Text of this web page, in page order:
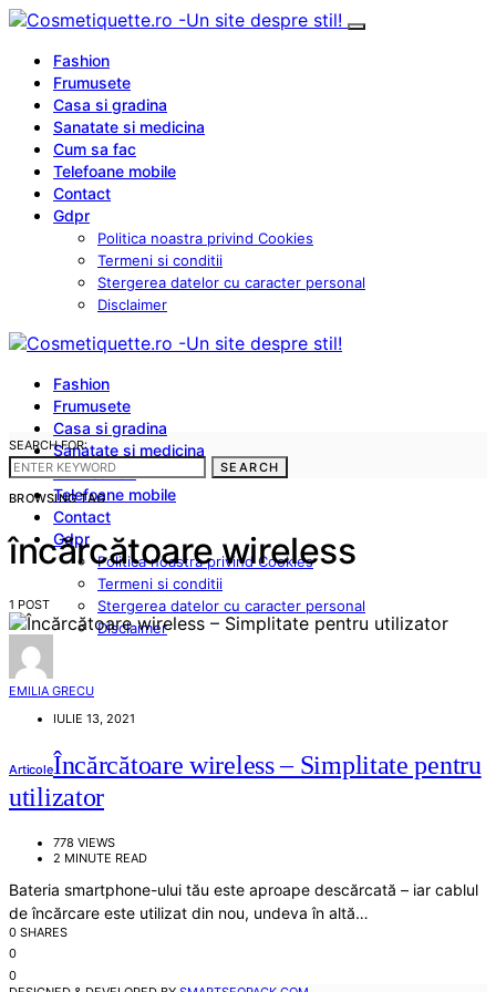
Fashion
Frumusete
Casa si gradina
Sanatate si medicina
Cum sa fac
Telefoane mobile
Contact
Gdpr
Politica noastra privind Cookies
Termeni si conditii
Stergerea datelor cu caracter personal
Disclaimer
Fashion
Frumusete
Casa si gradina
Sanatate si medicina
Cum sa fac
Telefoane mobile
Contact
Gdpr
Politica noastra privind Cookies
Termeni si conditii
Stergerea datelor cu caracter personal
Disclaimer
SEARCH FOR:
SEARCH
BROWSING TAG
încărcătoare wireless
1 POST
EMILIA GRECU
IULIE 13, 2021
ArticoleÎncărcătoare wireless – Simplitate pentru
utilizator
778 VIEWS
2 MINUTE READ
Bateria smartphone-ului tău este aproape descărcată – iar cablul
de încărcare este utilizat din nou, undeva în altă…
0 SHARES
0
0